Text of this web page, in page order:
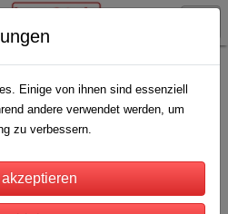
(11)
Sortierung wählen
Einige von ihnen sind essenziell
andere verwendet werden, um
zu verbessern.